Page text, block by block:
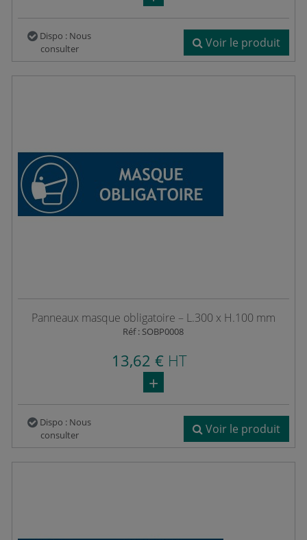
Dispo : Nous
consulter
Voir le produit
Panneaux masque obligatoire – L.300 x H.100 mm
Réf : SOBP0008
13,62 €HT
Dispo : Nous
consulter
Voir le produit